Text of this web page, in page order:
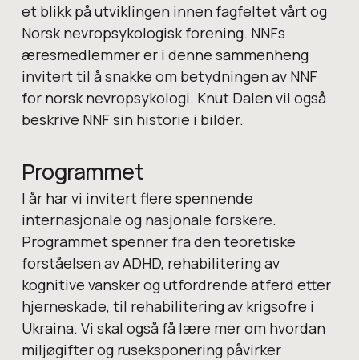
et blikk på utviklingen innen fagfeltet vårt og
Norsk nevropsykologisk forening. NNFs
æresmedlemmer er i denne sammenheng
invitert til å snakke om betydningen av NNF
for norsk nevropsykologi. Knut Dalen vil også
beskrive NNF sin historie i bilder.
Programmet
I år har vi invitert flere spennende
internasjonale og nasjonale forskere.
Programmet spenner fra den teoretiske
forståelsen av ADHD, rehabilitering av
kognitive vansker og utfordrende atferd etter
hjerneskade, til rehabilitering av krigsofre i
Ukraina. Vi skal også få lære mer om hvordan
miljøgifter og ruseksponering påvirker